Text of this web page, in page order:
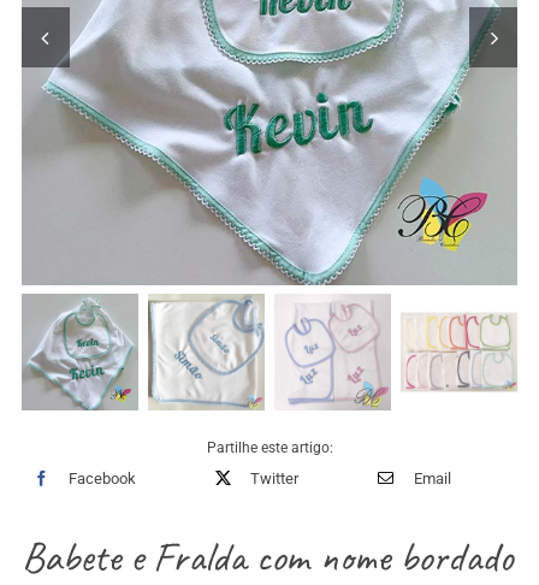
Partilhe este artigo:
Facebook Twitter Email
Babete e Fralda com nome bordado